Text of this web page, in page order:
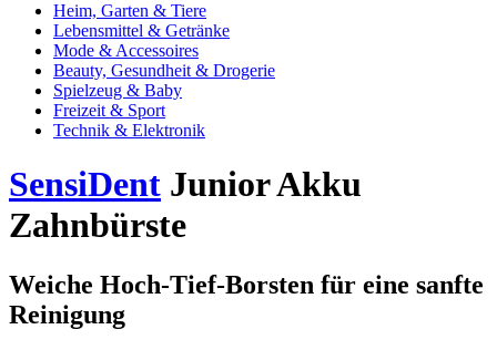
Heim, Garten & Tiere
Lebensmittel & Getränke
Mode & Accessoires
Beauty, Gesundheit & Drogerie
Spielzeug & Baby
Freizeit & Sport
Technik & Elektronik
SensiDent Junior Akku
Zahnbürste
Weiche Hoch-Tief-Borsten für eine sanfte
Reinigung